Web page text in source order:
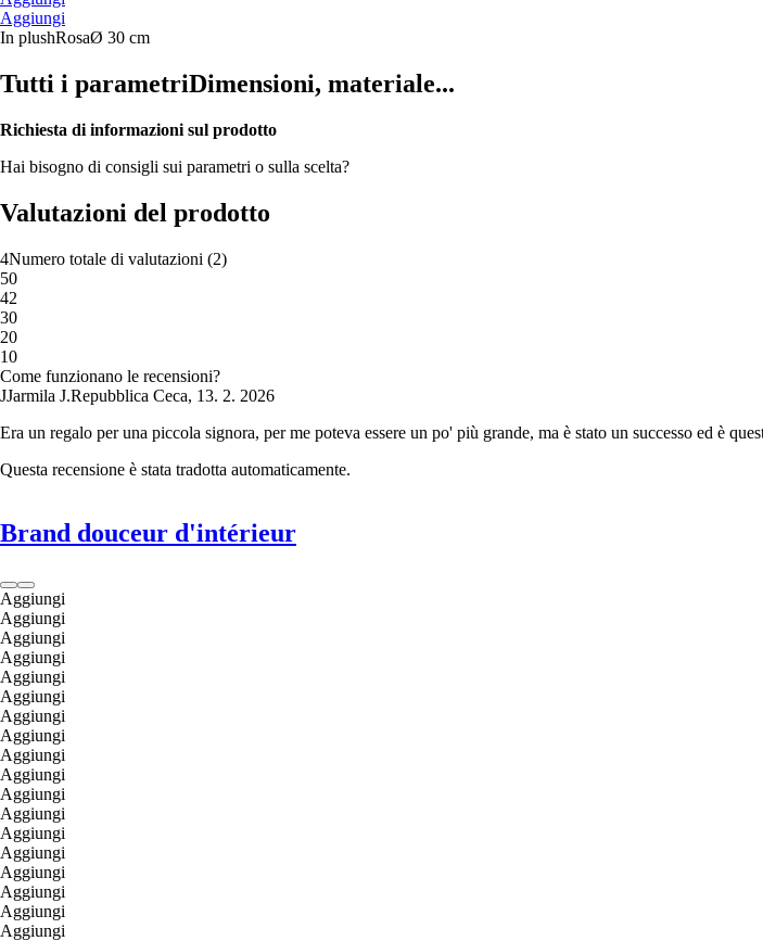
Aggiungi
In plushRosaØ 30 cm
Tutti i parametriDimensioni, materiale...
Richiesta di informazioni sul prodotto
Hai bisogno di consigli sui parametri o sulla scelta?
Valutazioni del prodotto
4Numero totale di valutazioni (2)
50
42
30
20
10
Come funzionano le recensioni?
JJarmila J.Repubblica Ceca, 13. 2. 2026
Era un regalo per una piccola signora, per me poteva essere un po' più grande, ma è stato un successo ed è
Questa recensione è stata tradotta automaticamente.
Brand douceur d'intérieur
Aggiungi
Aggiungi
Aggiungi
Aggiungi
Aggiungi
Aggiungi
Aggiungi
Aggiungi
Aggiungi
Aggiungi
Aggiungi
Aggiungi
Aggiungi
Aggiungi
Aggiungi
Aggiungi
Aggiungi
Aggiungi